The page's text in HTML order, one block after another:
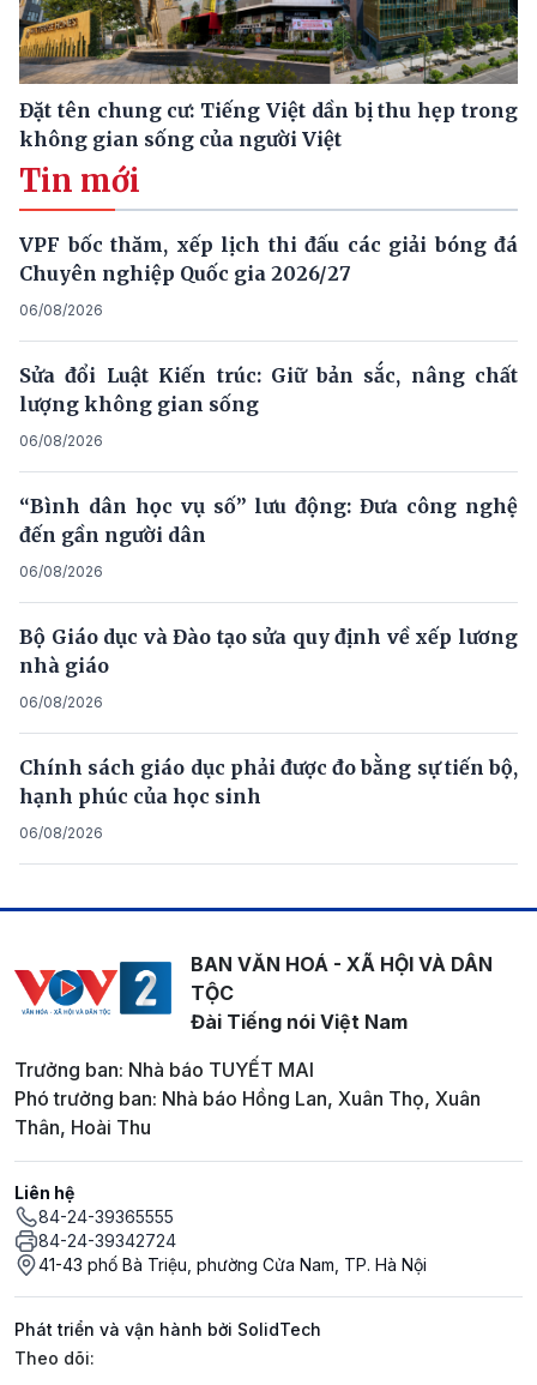
Đặt tên chung cư: Tiếng Việt dần bị thu hẹp trong
không gian sống của người Việt
Tin mới
VPF bốc thăm, xếp lịch thi đấu các giải bóng đá
Chuyên nghiệp Quốc gia 2026/27
06/08/2026
Sửa đổi Luật Kiến trúc: Giữ bản sắc, nâng chất
lượng không gian sống
06/08/2026
“Bình dân học vụ số” lưu động: Đưa công nghệ
đến gần người dân
06/08/2026
Bộ Giáo dục và Đào tạo sửa quy định về xếp lương
nhà giáo
06/08/2026
Chính sách giáo dục phải được đo bằng sự tiến bộ,
hạnh phúc của học sinh
06/08/2026
BAN VĂN HOÁ - XÃ HỘI VÀ DÂN
TỘC
Đài Tiếng nói Việt Nam
Trưởng ban: Nhà báo TUYẾT MAI
Phó trưởng ban: Nhà báo Hồng Lan, Xuân Thọ, Xuân
Thân, Hoài Thu
Liên hệ
84-24-39365555
84-24-39342724
41-43 phố Bà Triệu, phường Cửa Nam, TP. Hà Nội
Phát triển và vận hành bởi SolidTech
Mạng xã hội
Theo dõi: